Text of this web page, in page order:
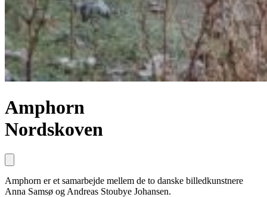
Amphorn
Nordskoven
Amphorn er et samarbejde mellem de to danske billedkunstnere
Anna Samsø og Andreas Stoubye Johansen.